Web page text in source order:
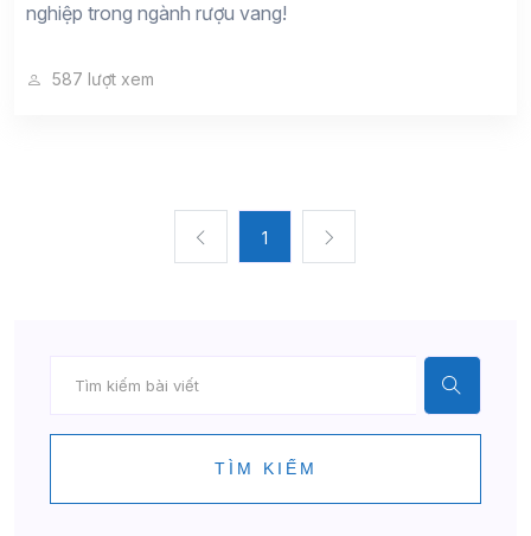
nghiệp trong ngành rượu vang!
587 lượt xem
1
TÌM KIẾM